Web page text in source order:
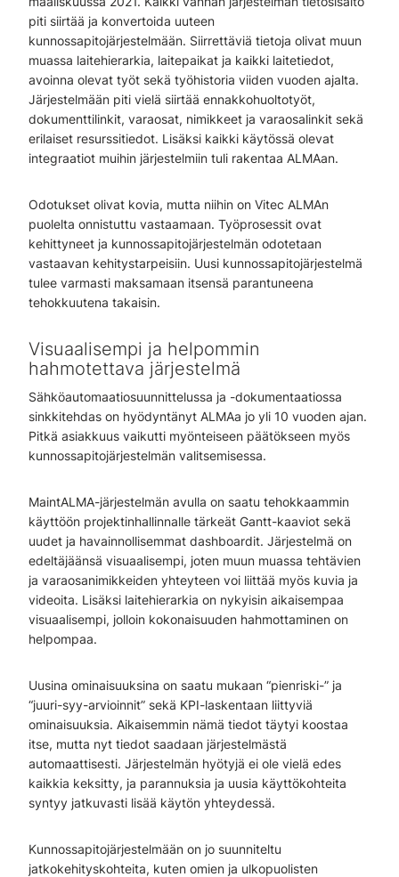
piti siirtää ja konvertoida uuteen
kunnossapitojärjestelmään. Siirrettäviä tietoja olivat muun
muassa laitehierarkia, laitepaikat ja kaikki laitetiedot,
avoinna olevat työt sekä työhistoria viiden vuoden ajalta.
Järjestelmään piti vielä siirtää ennakkohuoltotyöt,
dokumenttilinkit, varaosat, nimikkeet ja varaosalinkit sekä
erilaiset resurssitiedot. Lisäksi kaikki käytössä olevat
integraatiot muihin järjestelmiin tuli rakentaa ALMAan.
Odotukset olivat kovia, mutta niihin on Vitec ALMAn
puolelta onnistuttu vastaamaan. Työprosessit ovat
kehittyneet ja kunnossapitojärjestelmän odotetaan
vastaavan kehitystarpeisiin. Uusi kunnossapitojärjestelmä
tulee varmasti maksamaan itsensä parantuneena
tehokkuutena takaisin.
Visuaalisempi ja helpommin
hahmotettava järjestelmä
Sähköautomaatiosuunnittelussa ja -dokumentaatiossa
sinkkitehdas on hyödyntänyt ALMAa jo yli 10 vuoden ajan.
Pitkä asiakkuus vaikutti myönteiseen päätökseen myös
kunnossapitojärjestelmän valitsemisessa.
MaintALMA-järjestelmän avulla on saatu tehokkaammin
käyttöön projektinhallinnalle tärkeät Gantt-kaaviot sekä
uudet ja havainnollisemmat dashboardit. Järjestelmä on
edeltäjäänsä visuaalisempi, joten muun muassa tehtävien
ja varaosanimikkeiden yhteyteen voi liittää myös kuvia ja
videoita. Lisäksi laitehierarkia on nykyisin aikaisempaa
visuaalisempi, jolloin kokonaisuuden hahmottaminen on
helpompaa.
Uusina ominaisuuksina on saatu mukaan “pienriski-” ja
“juuri-syy-arvioinnit” sekä KPI-laskentaan liittyviä
ominaisuuksia. Aikaisemmin nämä tiedot täytyi koostaa
itse, mutta nyt tiedot saadaan järjestelmästä
automaattisesti. Järjestelmän hyötyjä ei ole vielä edes
kaikkia keksitty, ja parannuksia ja uusia käyttökohteita
syntyy jatkuvasti lisää käytön yhteydessä.
Kunnossapitojärjestelmään on jo suunniteltu
jatkokehityskohteita, kuten omien ja ulkopuolisten